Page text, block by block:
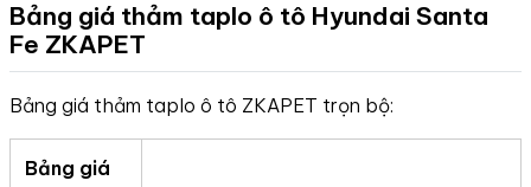
Bảng giá thảm taplo ô tô Hyundai Santa
Fe ZKAPET
Bảng giá thảm taplo ô tô ZKAPET trọn bộ:
Bảng giá